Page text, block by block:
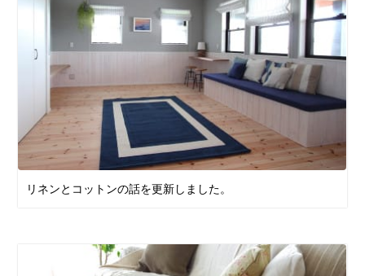
リネンとコットンの話を更新しました。